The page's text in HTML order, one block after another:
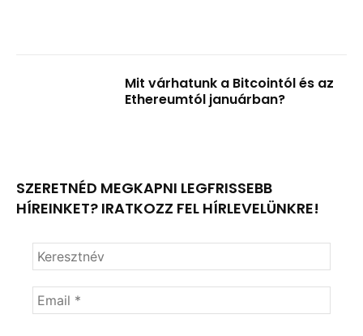
Mit várhatunk a Bitcointól és az
Ethereumtól januárban?
SZERETNÉD MEGKAPNI LEGFRISSEBB
HÍREINKET? IRATKOZZ FEL HÍRLEVELÜNKRE!